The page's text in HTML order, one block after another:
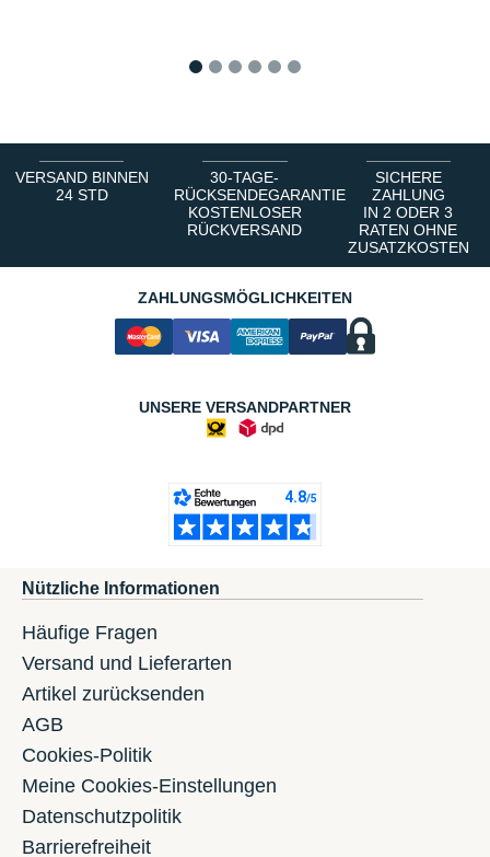
VERSAND BINNEN
24 STD
30-TAGE-
RÜCKSENDEGARANTIE
KOSTENLOSER
RÜCKVERSAND
SICHERE
ZAHLUNG
IN 2 ODER 3
RATEN OHNE
ZUSATZKOSTEN
ZAHLUNGSMÖGLICHKEITEN
UNSERE VERSANDPARTNER
Nützliche Informationen
Häufige Fragen
Versand und Lieferarten
Artikel zurücksenden
AGB
Cookies-Politik
Meine Cookies-Einstellungen
Datenschutzpolitik
Barrierefreiheit